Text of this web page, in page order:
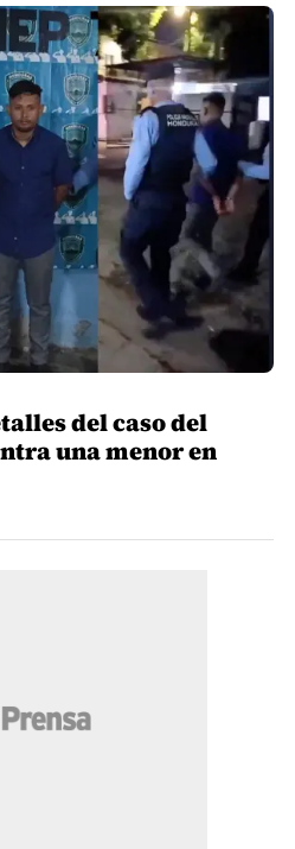
del caso del
una menor en